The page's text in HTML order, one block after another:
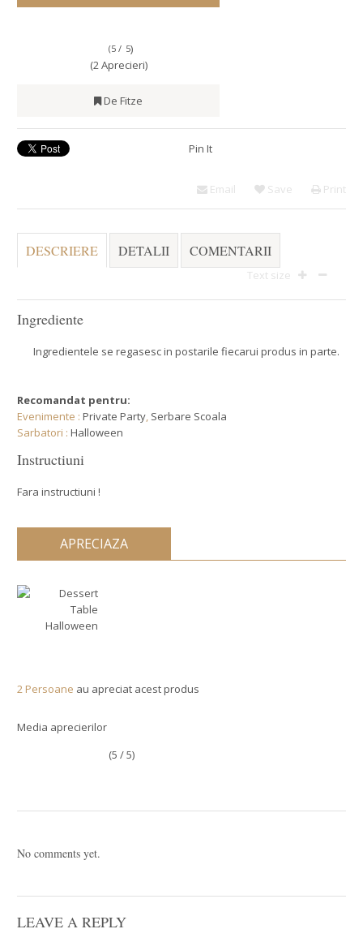
(5 / 5)
(2 Aprecieri)
De Fitze
Pin It
Email Save Print
DESCRIERE DETALII COMENTARII
Text size
Ingrediente
Ingredientele se regasesc in postarile fiecarui produs in parte.
Recomandat pentru:
Evenimente :Private Party Serbare Scoala
Sarbatori :Halloween
Instructiuni
Fara instructiuni !
APRECIAZA
2 Persoane au apreciat acest produs
Media aprecierilor
(5 / 5)
No comments yet.
LEAVE A REPLY